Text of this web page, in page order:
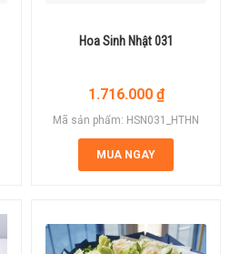
Hoa Sinh Nhật 031
1.716.000 ₫
Mã sản phẩm: HSN031_HTHN
MUA NGAY